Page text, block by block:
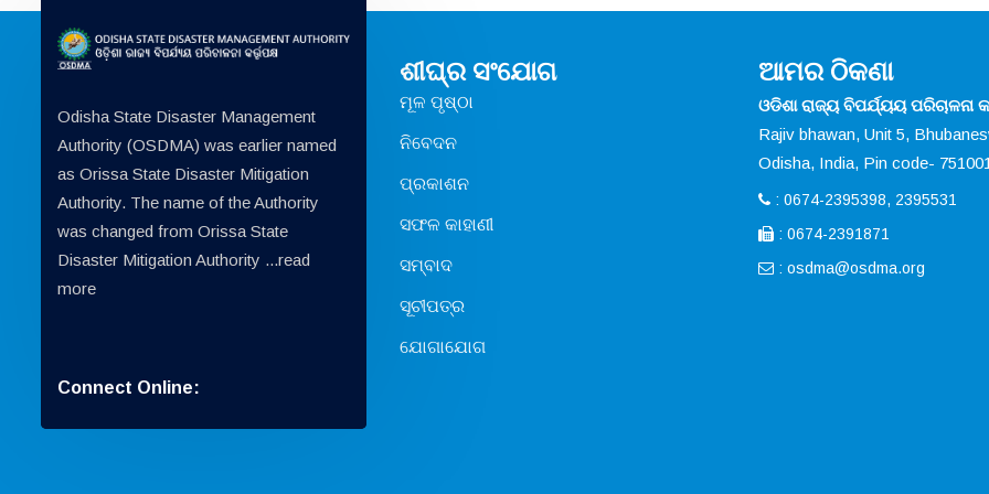
Odisha State Disaster Management
Authority (OSDMA) was earlier named
as Orissa State Disaster Mitigation
Authority. The name of the Authority
was changed from Orissa State
Disaster Mitigation Authority ...read
more
Connect Online:
ଶୀଘ୍ର ସଂଯୋଗ
ମୂଳ ପୃଷ୍ଠା
ନିବେଦନ
ପ୍ରକାଶନ
ସଫଳ କାହାଣୀ
ସମ୍ବାଦ
ସୂଚୀପତ୍ର
ଯୋଗାଯୋଗ
ଆମର ଠିକଣା
ଓଡିଶା ରାଜ୍ୟ ବିପର୍ଯ୍ୟୟ ପରିଚାଳନା
Rajiv bhawan, Unit 5,
Odisha, India, Pin code- 751001
: 0674-2395398, 2395531
: 0674-2391871
: osdma@osdma.org